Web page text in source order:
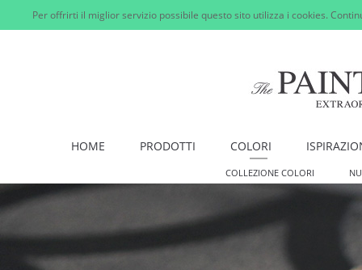
Per offrirti il miglior servizio possibile questo sito utilizza i cookies.
HOME PRODOTTI COLORI
COLLEZIONE COLORI